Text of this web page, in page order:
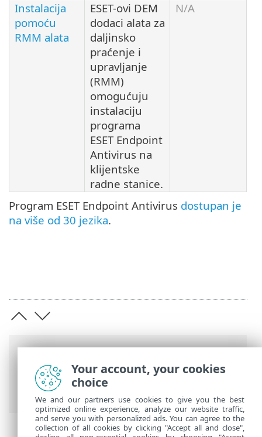
ESET-ova online pomoć > ESET Endpoint
Antivirus
Instalacija/nadogradnja
Instalacija
pomoću
RMM alata
ESET-ovi DEM
dodaci alata za
daljinsko
praćenje i
upravljanje
(RMM)
omogućuju
instalaciju
programa
ESET Endpoint
Antivirus na
klijentske
radne stanice.
N/A
Program ESET Endpoint Antivirus dostupan je
na više od 30 jezika.
Your account, your cookies
choice
We and our partners use cookies to give you the best
optimized online experience, analyze our website traffic,
and serve you with personalized ads. You can agree to the
collection of all cookies by clicking "Accept all and close",